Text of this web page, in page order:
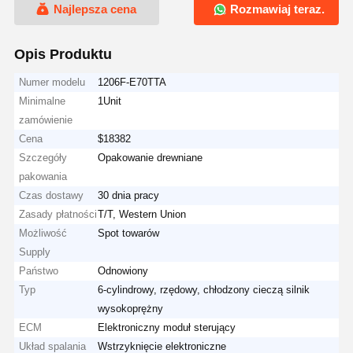
Najlepsza cena Rozmawiaj teraz.
Opis Produktu
Numer modelu
1206F-E70TTA
Minimalne
zamówienie
1Unit
Cena
$18382
Szczegóły
pakowania
Opakowanie drewniane
Czas dostawy
30 dnia pracy
Zasady płatnościT/T, Western Union
Możliwość
Supply
Spot towarów
Państwo
Odnowiony
Typ
6-cylindrowy, rzędowy, chłodzony cieczą silnik
wysokoprężny
ECM
Elektroniczny moduł sterujący
Układ spalania
Wstrzyknięcie elektroniczne